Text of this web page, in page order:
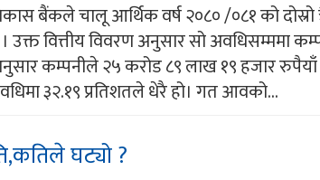
बैंकले चालू आर्थिक वर्ष २०८० /०८१ को दोस्रो
उक्त वित्तीय विवरण अनुसार सो अवधिसम्ममा
कम्पनीले २५ करोड ८९ लाख १९ हजार
३२.१९ प्रतिशतले धेरै हो। गत आवको...
घट्यो ?